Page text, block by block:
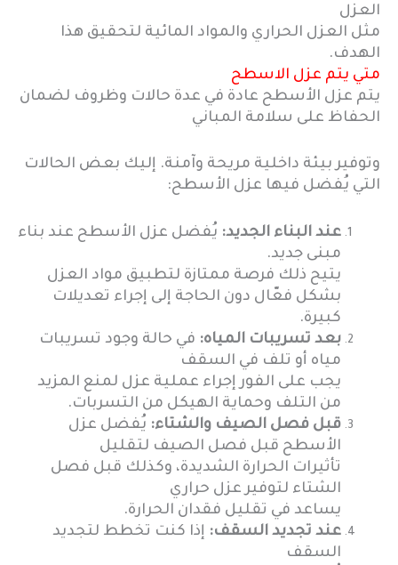
العزل
مثل العزل الحراري والمواد المائية لتحقيق هذا
الهدف.
متي يتم عزل الاسطح
يتم عزل الأسطح عادة في عدة حالات وظروف لضمان
الحفاظ على سلامة المباني
وتوفير بيئة داخلية مريحة وآمنة. إليك بعض الحالات
التي يُفضل فيها عزل الأسطح:
عند البناء الجديد: يُفضل عزل الأسطح عند بناء
مبنى جديد.
يتيح ذلك فرصة ممتازة لتطبيق مواد العزل
بشكل فعّال دون الحاجة إلى إجراء تعديلات
كبيرة.
بعد تسريبات المياه: في حالة وجود تسريبات
مياه أو تلف في السقف
يجب على الفور إجراء عملية عزل لمنع المزيد
من التلف وحماية الهيكل من التسربات.
قبل فصل الصيف والشتاء: يُفضل عزل
الأسطح قبل فصل الصيف لتقليل
تأثيرات الحرارة الشديدة، وكذلك قبل فصل
الشتاء لتوفير عزل حراري
يساعد في تقليل فقدان الحرارة.
عند تجديد السقف: إذا كنت تخطط لتجديد
السقف